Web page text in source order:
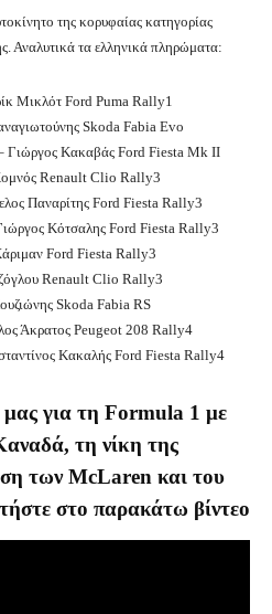
της κορυφαίας κατηγορίας
Αναλυτικά τα ελληνικά πληρώματα:
Μικλότ Ford Puma Rally1
Skoda Fabia Evo
Γιώργος Κακαβάς Ford Fiesta Mk II
Renault Clio Rally3
Παναρίτης Ford Fiesta Rally3
Κότσαλης Ford Fiesta Rally3
Ford Fiesta Rally3
Renault Clio Rally3
Skoda Fabia RS
Άκρατος Peugeot 208 Rally4
Κακαλής Ford Fiesta Rally4
για τη Formula 1 με
τη νίκη της
των McLaren και του
στο παρακάτω βίντεο